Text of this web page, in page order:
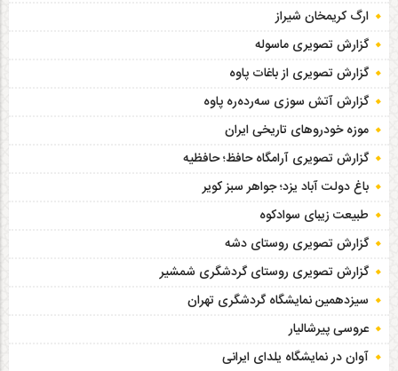
ارگ کریمخان شیراز
گزارش تصویری ماسوله
گزارش تصویری از باغات پاوه
گزارش آتش سوزی سەردەرە پاوه
موزه خودروهای تاریخی ایران
گزارش تصویری آرامگاه حافظ؛ حافظیه‎
باغ دولت آباد یزد؛ جواهر سبز کویر
طبیعت زیبای سوادکوه
گزارش تصویری روستای دشه
گزارش تصویری روستای گردشگری شمشیر
سیزدهمین نمایشگاه گردشگری تهران
عروسی پیرشالیار
آوان در نمایشگاه یلدای ایرانی